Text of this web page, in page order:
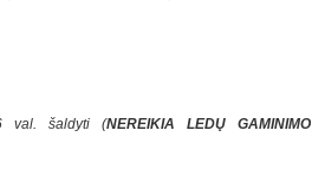
val. šaldyti (NEREIKIA LEDŲ GAMINIMO